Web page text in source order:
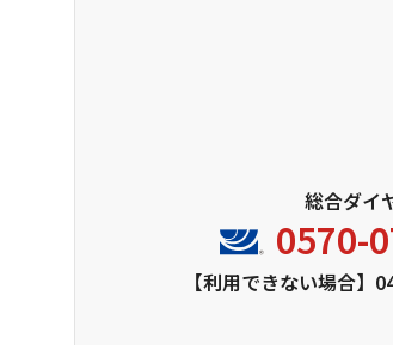
総合ダイ
0570-
【利用できない場合】